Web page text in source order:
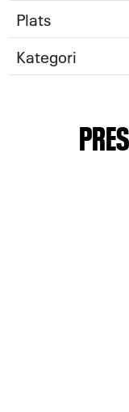
Plats
Kategori